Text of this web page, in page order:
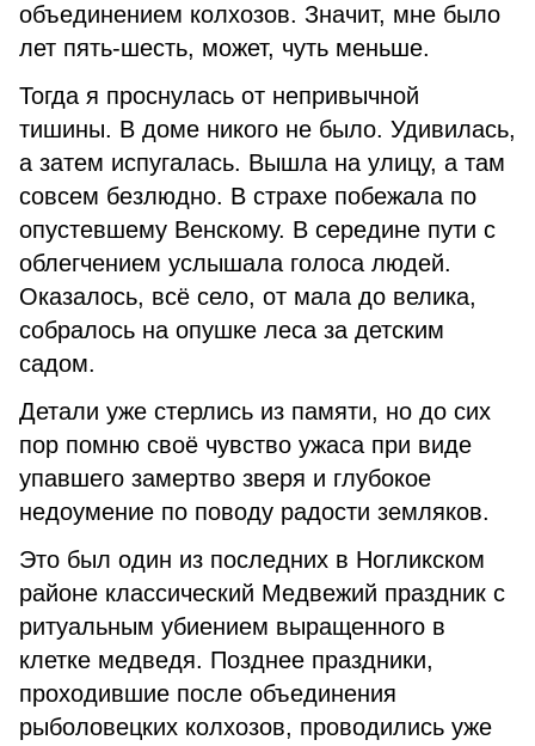
объединением колхозов. Значит, мне было
лет пять-шесть, может, чуть меньше.
Тогда я проснулась от непривычной
тишины. В доме никого не было. Удивилась,
а затем испугалась. Вышла на улицу, а там
совсем безлюдно. В страхе побежала по
опустевшему Венскому. В середине пути с
облегчением услышала голоса людей.
Оказалось, всё село, от мала до велика,
собралось на опушке леса за детским
садом.
Детали уже стерлись из памяти, но до сих
пор помню своё чувство ужаса при виде
упавшего замертво зверя и глубокое
недоумение по поводу радости земляков.
Это был один из последних в Ногликском
районе классический Медвежий праздник с
ритуальным убиением выращенного в
клетке медведя. Позднее праздники,
проходившие после объединения
рыболовецких колхозов, проводились уже